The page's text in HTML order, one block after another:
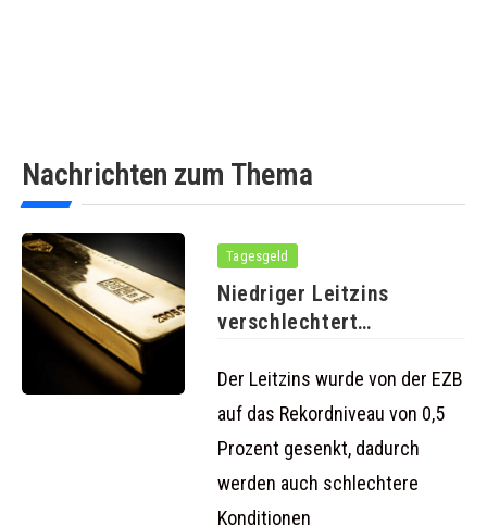
Nachrichten zum Thema
Tagesgeld
Niedriger Leitzins
verschlechtert
Tagesgeld
Der Leitzins wurde von der EZB
auf das Rekordniveau von 0,5
Prozent gesenkt, dadurch
werden auch schlechtere
Konditionen